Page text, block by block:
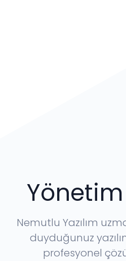
Nemutlu Yazılım
duyduğunuz
profesyonel